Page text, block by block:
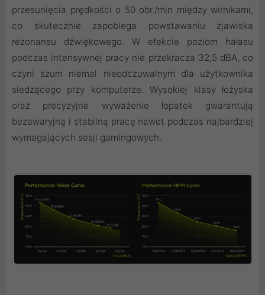
przesunięcia prędkości o 50 obr./min między wirnikami,
co skutecznie zapobiega powstawaniu zjawiska
rezonansu dźwiękowego. W efekcie poziom hałasu
podczas intensywnej pracy nie przekracza 32,5 dBA, co
czyni szum niemal nieodczuwalnym dla użytkownika
siedzącego przy komputerze. Wysokiej klasy łożyska
oraz precyzyjne wyważenie łopatek gwarantują
bezawaryjną i stabilną pracę nawet podczas najbardziej
wymagających sesji gamingowych.